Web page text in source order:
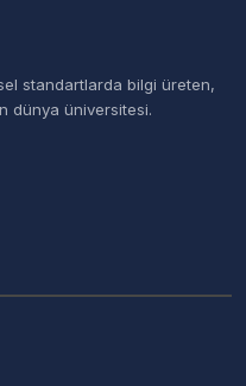
standartlarda bilgi üreten,
dünya üniversitesi.